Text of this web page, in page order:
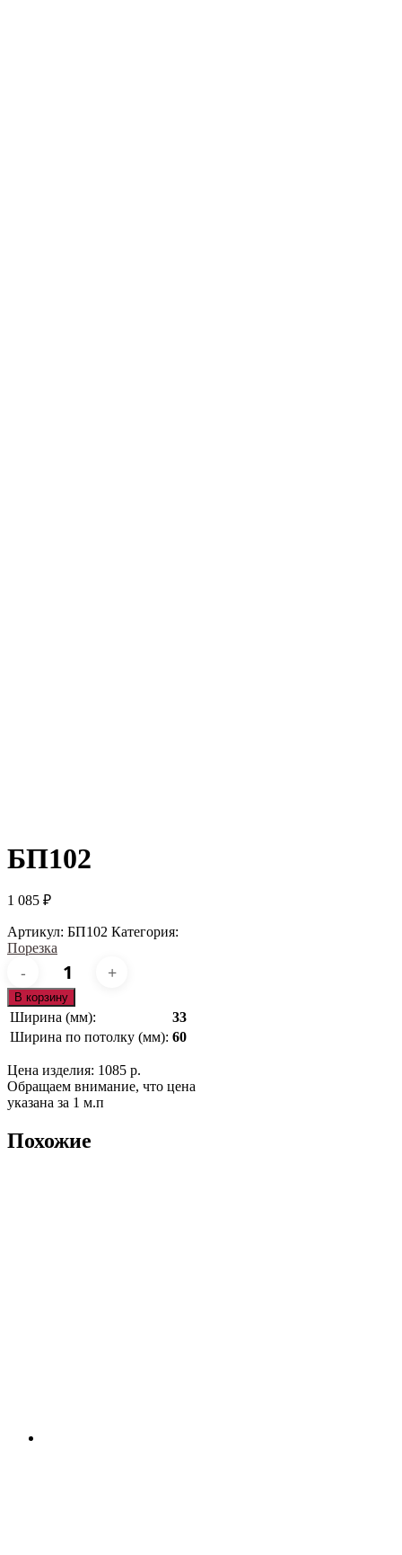
БП102
1 085 ₽
Артикул: БП102 Категория:
Порезка
Количество
товара
БП102
В корзину
Ширина (мм):
33
Ширина по потолку (мм): 60
Цена изделия: 1085 р.
Обращаем внимание, что цена
указана за 1 м.п
Похожие